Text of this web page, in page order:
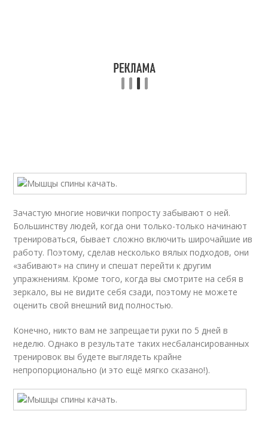
Зачастую многие новички попросту забывают о ней.
Большинству людей, когда они только-только начинают
тренироваться, бывает сложно включить широчайшие ив
работу. Поэтому, сделав несколько вялых подходов, они
«забивают» на спину и спешат перейти к другим
упражнениям. Кроме того, когда вы смотрите на себя в
зеркало, вы не видите себя сзади, поэтому не можете
оценить свой внешний вид полностью.
Конечно, никто вам не запрещаети руки по 5 дней в
неделю. Однако в результате таких несбалансированных
тренировок вы будете выглядеть крайне
непропорционально (и это ещё мягко сказано!).